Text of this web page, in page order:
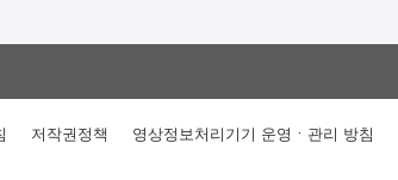
저작권정책 영상정보처리기기 운영ㆍ관리 방침